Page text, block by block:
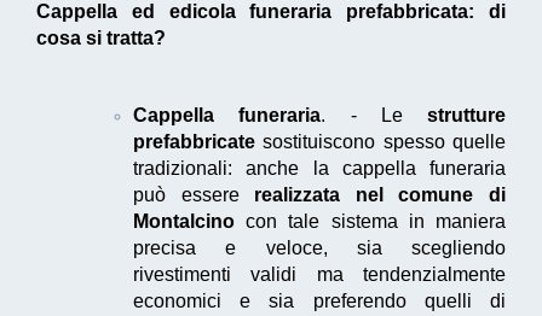
Cappella ed edicola funeraria prefabbricata: di
cosa si tratta?
Cappella funeraria. - Le strutture
prefabbricate sostituiscono spesso quelle
tradizionali: anche la cappella funeraria
può essere realizzata nel comune di
Montalcino con tale sistema in maniera
precisa e veloce, sia scegliendo
rivestimenti validi ma tendenzialmente
economici e sia preferendo quelli di